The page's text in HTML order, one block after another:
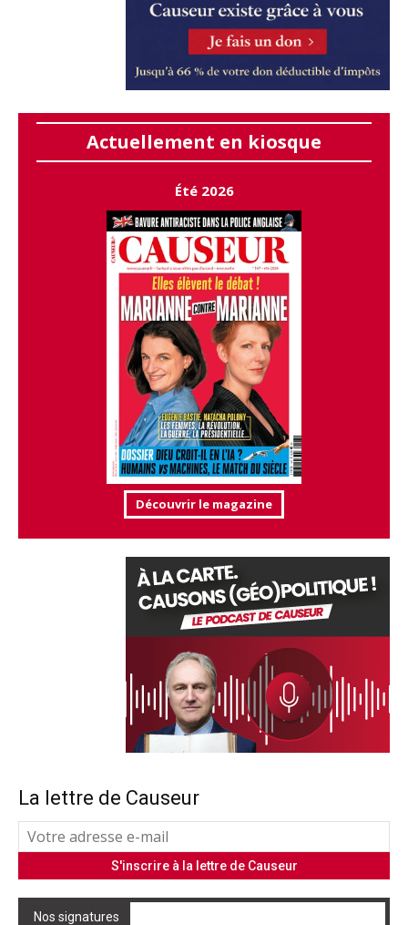
Actuellement en kiosque
Été 2026
Découvrir le magazine
La lettre de Causeur
Nos signatures